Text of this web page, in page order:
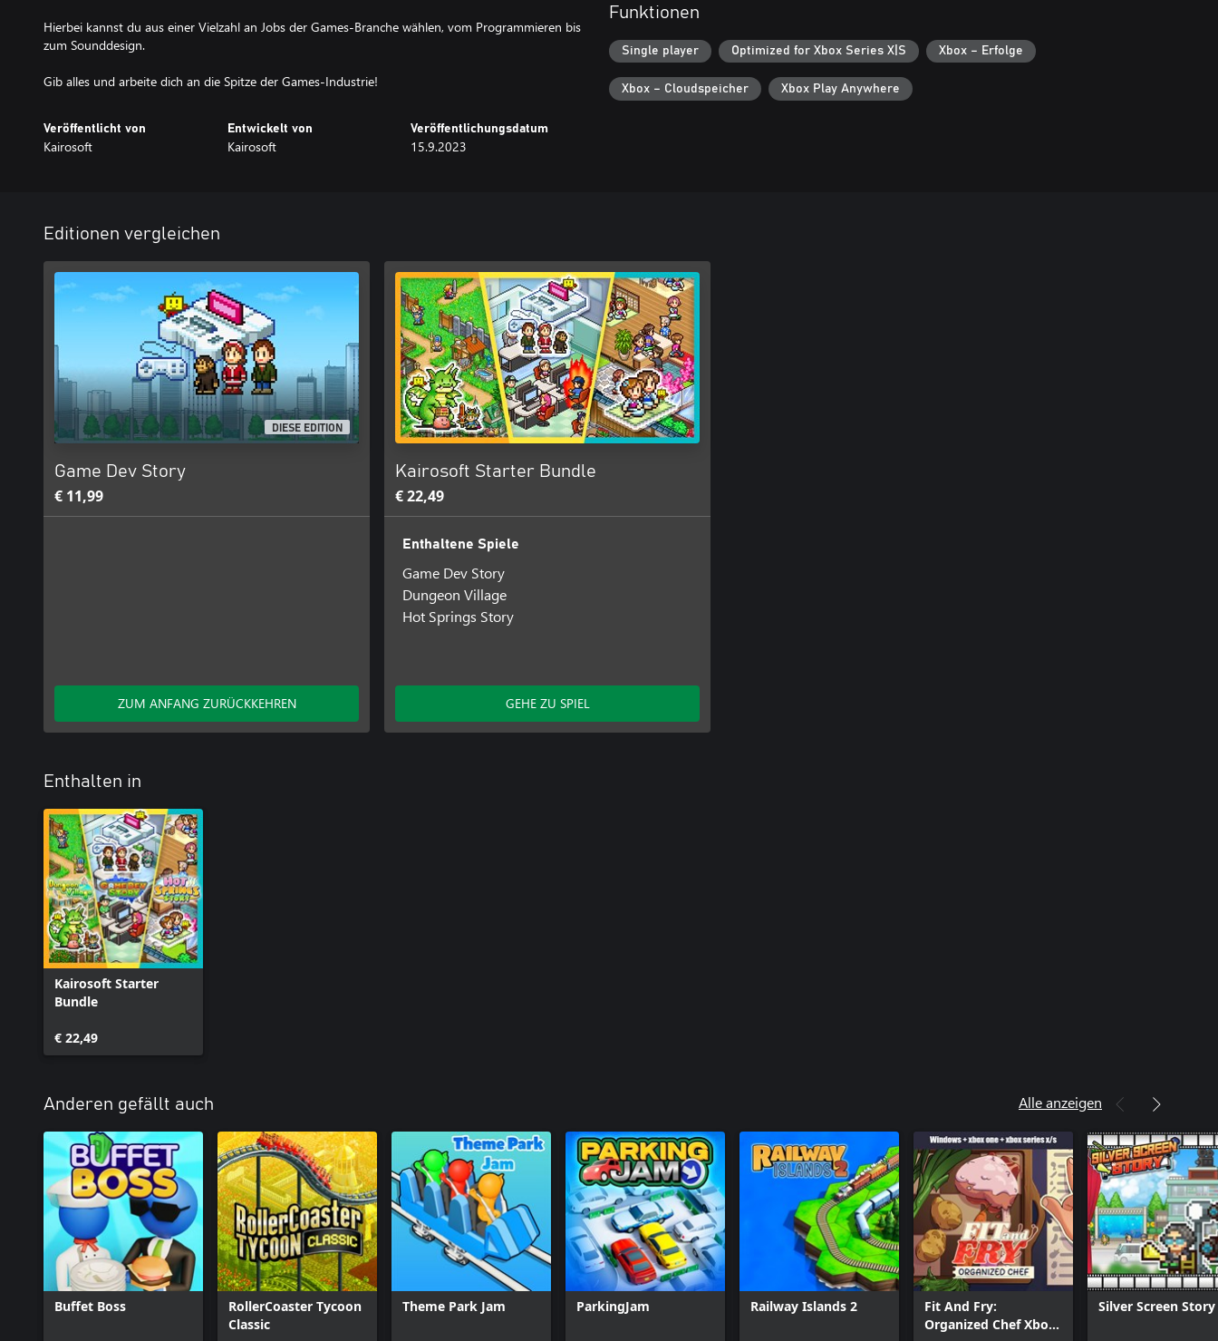
Hierbei kannst du aus einer Vielzahl an Jobs der Games-Branche wählen, vom Programmieren bis
zum Sounddesign.
Gib alles und arbeite dich an die Spitze der Games-Industrie!
Veröffentlicht von
Kairosoft
Entwickelt von
Kairosoft
Veröffentlichungsdatum
15.9.2023
Funktionen
Single player Optimized for Xbox Series X|S Xbox – Erfolge
Xbox – Cloudspeicher Xbox Play Anywhere
Editionen vergleichen
DIESE EDITION
Game Dev Story
€ 11,99
ZUM ANFANG ZURÜCKKEHREN
Kairosoft Starter Bundle
€ 22,49
Enthaltene Spiele
Game Dev Story
Dungeon Village
Hot Springs Story
GEHE ZU SPIEL
Enthalten in
Kairosoft Starter
Bundle
€ 22,49
Anderen gefällt auch Alle anzeigen
Buffet Boss
RollerCoaster Tycoon
Classic
Theme Park Jam ParkingJam Railway Islands 2
Fit And Fry:
Organized Chef Xbox
Silver Screen Story